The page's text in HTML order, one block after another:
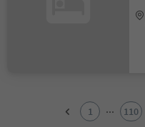
1 ... 110